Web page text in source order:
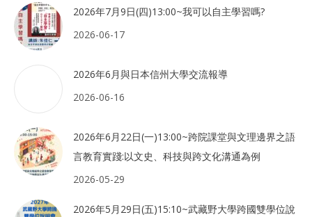
2026年7月9日(四)13:00~我可以自主學習嗎?
2026-06-17
2026年6月與日本信州大學交流報導
2026-06-16
2026年6月22日(一)13:00~跨院課堂與文理邊界之語
言教育實踐:以文史、科技與跨文化溝通為例
2026-05-29
2026年5月29日(五)15:10~武藏野大學跨國雙學位說